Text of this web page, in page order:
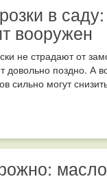
в
вооружен
не страдают от
довольно поздно. А
сильно могут